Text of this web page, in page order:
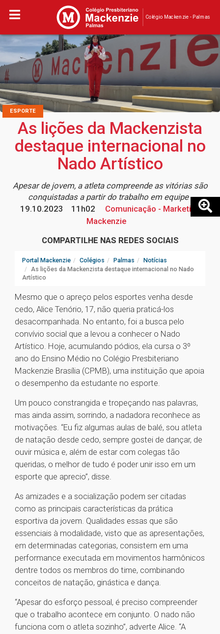
Colégio Mackenzie - Palmas
ESPORTE
As lições da Mackenzista
destaque internacional no
Nado Artístico
Apesar de jovem, a atleta compreende as vitórias são
conquistadas a partir do trabalho em equipe
19.10.2023
11h02
Comunicação - Marketing
Mackenzie
COMPARTILHE NAS REDES SOCIAIS
Portal Mackenzie Colégios Palmas
Notícias
As lições da Mackenzista destaque internacional no Nado
Artístico
Mesmo que o apreço pelos esportes venha desde
cedo, Alice Tenório, 17, não queria praticá-los
desacompanhada. No entanto, foi a busca pelo
convívio social que a levou a conhecer o Nado
Artístico. Hoje, acumulando pódios, ela cursa o 3º
ano do Ensino Médio no Colégio Presbiteriano
Mackenzie Brasília (CPMB), uma instituição que apoia
o desempenho da estudante no esporte.
Um pouco constrangida e tropeçando nas palavras,
mas ainda assim, sorrindo, a nadadora reconhece as
motivações. “Eu fiz algumas aulas de balé, sou atleta
de natação desde cedo, sempre gostei de dançar, de
ouvir música e, além de estar com colegas tão
queridas, o melhor de tudo é poder unir isso em um
esporte que aprecio”, disse.
As amizades e a socialização podem ser citadas
como as principais características da prática
esportiva da jovem. Qualidades essas que são
essenciais à modalidade, visto que as apresentações,
em determinadas categorias, consistem em uma
performance executada em movimentos harmônicos
dentre todos os membros do time, combinando
conceitos de natação, ginástica e dança.
“Apesar do esforço pessoal, é preciso compreender
que o trabalho acontece em conjunto. O nado não
funciona com o atleta sozinho”, adverte Alice. “A